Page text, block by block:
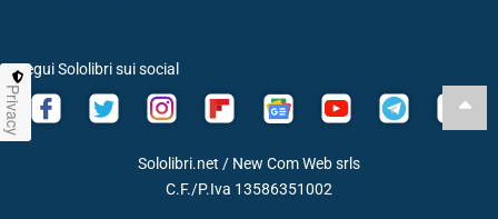
Segui Sololibri sui social
Sololibri.net / New Com Web srls
C.F./P.Iva 13586351002
Privacy